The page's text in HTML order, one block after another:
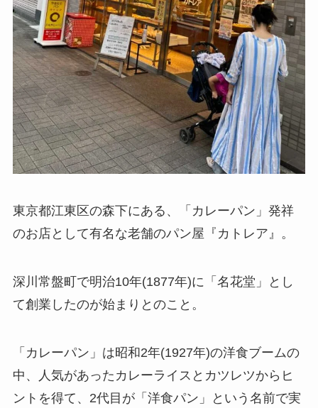
東京都江東区の森下にある、「カレーパン」発祥
のお店として有名な老舗のパン屋『カトレア』。
深川常盤町で明治10年(1877年)に「名花堂」とし
て創業したのが始まりとのこと。
「カレーパン」は昭和2年(1927年)の洋食ブームの
中、人気があったカレーライスとカツレツからヒ
ントを得て、2代目が「洋食パン」という名前で実